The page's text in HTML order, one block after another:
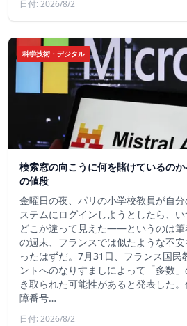
日付: 2026/8/2
科学技術・デジタル
検索窓の向こうに何を賭けているの
の値段
金曜日の夜、パリの小学校教員が自
ステムにログインしようとしたら、
どこか違って見えた——というのは筆
の週末、フランスでは似たような不
ったはずだ。7月31日、フランス国民
ントへのなりすましによって「多数
き取られた可能性があると発表した
障番号…
日付: 2026/8/2